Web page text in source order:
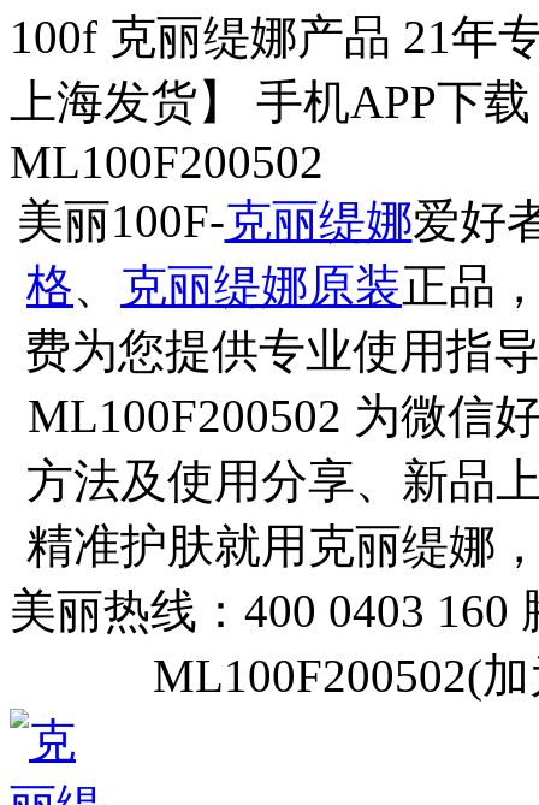
100f 克丽缇娜产品 21年
上海发货】 手机APP下
ML100F200502
美丽100F-克丽缇娜爱好
格、 克丽缇娜原装正品
费为您提供专业使用指
ML100F200502 为微信
方法及使用分享、新品
精准护肤就用克丽缇娜
美丽热线：400 0403 160
ML100F200502(